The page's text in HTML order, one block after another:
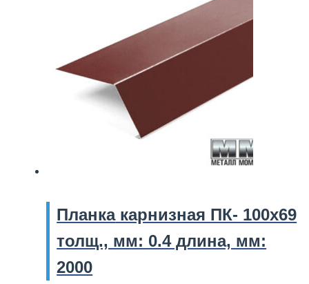
Планкакарнизная ПК- 100х69
толщ., мм: 0.4 длина, мм:
2000